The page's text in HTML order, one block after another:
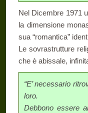
Nel Dicembre 1971
la dimensione
sua “romantica”
Le sovrastrutture
che è abissale,
“E’ necessario
loro.
Debbono essere